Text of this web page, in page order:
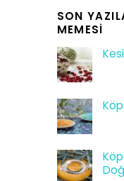
SON
MEMESI